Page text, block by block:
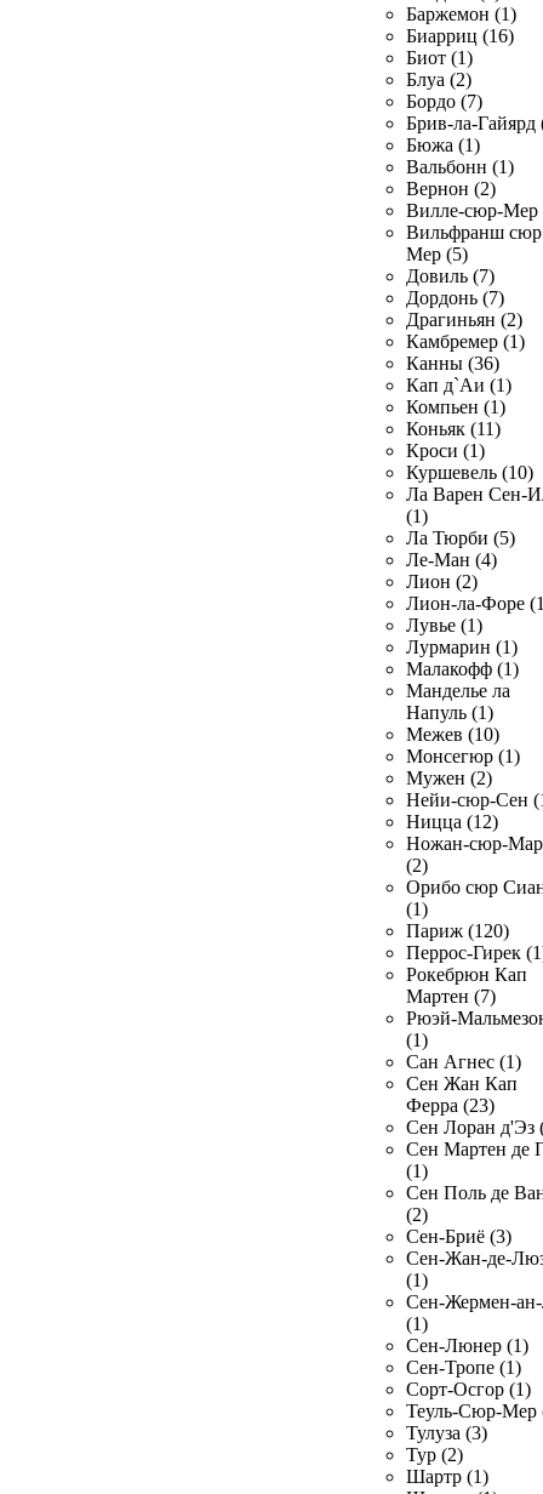
Баржемон (1)
Биарриц (16)
Биот (1)
Блуа (2)
Бордо (7)
Брив-ла-Гайярд
Бюжа (1)
Вальбонн (1)
Вернон (2)
Вилле-сюр-Мер
Вильфранш сюр
Мер (5)
Довиль (7)
Дордонь (7)
Драгиньян (2)
Камбремер (1)
Канны (36)
Кап д`Аи (1)
Компьен (1)
Коньяк (11)
Кроси (1)
Куршевель (10)
Ла Варен Сен-
(1)
Ла Тюрби (5)
Ле-Ман (4)
Лион (2)
Лион-ла-Форе
Лувье (1)
Лурмарин (1)
Малакофф (1)
Манделье ла
Напуль (1)
Межев (10)
Монсегюр (1)
Мужен (2)
Нейи-сюр-Сен
Ницца (12)
Ножан-сюр-
(2)
Орибо сюр
(1)
Париж (120)
Перрос-Гирек
Рокебрюн Кап
Мартен (7)
Рюэй-
(1)
Сан Агнес (1)
Сен Жан Кап
Ферра (23)
Сен Лоран д'Эз
Сен Мартен де
(1)
Сен Поль де
(2)
Сен-Бриё (3)
Сен-Жан-де-
(1)
Сен-Жермен-
(1)
Сен-Люнер (1)
Сен-Тропе (1)
Сорт-Осгор (1)
Теуль-Сюр-Мер
Тулуза (3)
Тур (2)
Шартр (1)